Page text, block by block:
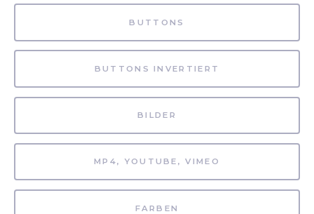
BUTTONS
BUTTONS INVERTIERT
BILDER
MP4, YOUTUBE, VIMEO
FARBEN